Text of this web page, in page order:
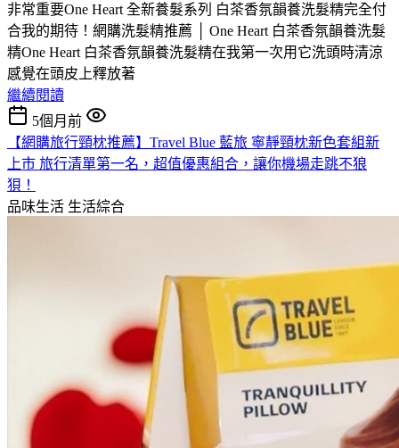
非常重要One Heart 全新養髮系列 白茶香氛韻養洗髮精完全付
合我的期待！網購洗髮精推薦 │ One Heart 白茶香氛韻養洗髮
精One Heart 白茶香氛韻養洗髮精在我第一次用它洗頭時清涼
感覺在頭皮上釋放著
繼續閱讀
5個月前
【網購旅行頸枕推薦】Travel Blue 藍旅 寧靜頸枕新色套組新
上市 旅行清單第一名，超值優惠組合，讓你機場走跳不狼
狽！
品味生活 生活綜合